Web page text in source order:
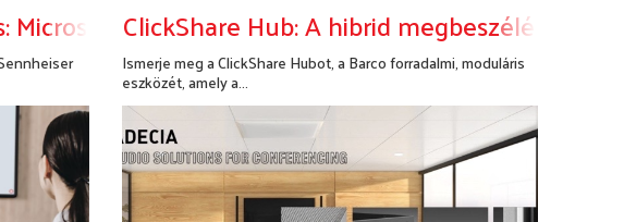
Teams Minősített Sennheiser Csomagok
ClickShare Hub: A hibrid megbeszélések új
Ismerje meg a ClickShare Hubot, a Barco forradalmi, moduláris
eszközét, amely a...
Bővebben...